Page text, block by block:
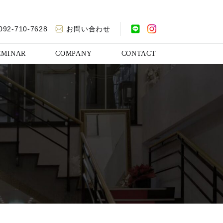
710-7628 お問い合わせ
COMPANY CONTACT